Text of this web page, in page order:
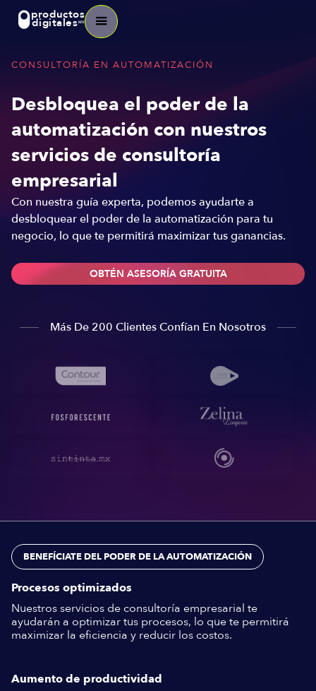
productos
digitalesMX
CONSULTORÍA EN AUTOMATIZACIÓN
Desbloquea el poder de la
automatización con nuestros
servicios de consultoría
empresarial
Con nuestra guía experta, podemos ayudarte a
desbloquear el poder de la automatización para tu
negocio, lo que te permitirá maximizar tus ganancias.
OBTÉN ASESORÍA GRATUITA
Más De 200 Clientes Confían En Nosotros
BENEFÍCIATE DEL PODER DE LA AUTOMATIZACIÓN
Procesos optimizados
Nuestros servicios de consultoría empresarial te
ayudarán a optimizar tus procesos, lo que te permitirá
maximizar la eficiencia y reducir los costos.
Aumento de productividad